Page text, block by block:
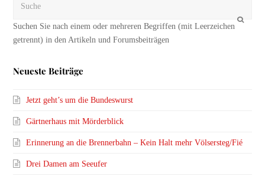
OK
Neueste Beiträge
Jetzt geht’s um die Bundeswurst
Gärtnerhaus mit Mörderblick
Erinnerung an die Brennerbahn – Kein Halt mehr Völsersteg/Fié
Drei Damen am Seeufer